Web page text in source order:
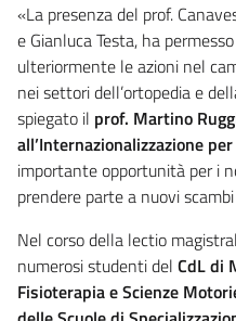
«La presenza del prof.
e Gianluca Testa, ha
ulteriormente le azioni nel
nei settori dell’ortopedia e
spiegato il prof. Martino
all’Internazionalizzazione
importante opportunità per i
prendere parte a nuovi
Nel corso della lectio
numerosi studenti del CdL di
Fisioterapia e Scienze